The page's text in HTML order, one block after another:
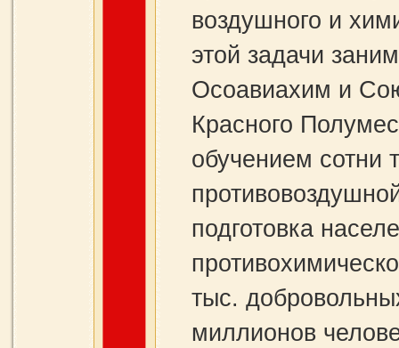
воздушного и
этой задачи
Осоавиахим и
Красного
обучением сотни
подготовка
тыс.
миллионов